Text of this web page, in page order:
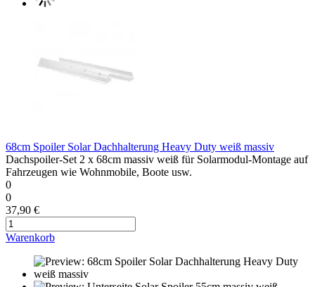
68cm Spoiler Solar Dachhalterung Heavy Duty weiß massiv
Dachspoiler-Set 2 x 68cm massiv weiß für Solarmodul-Montage auf
Fahrzeugen wie Wohnmobile, Boote usw.
0
0
37,90 €
Warenkorb